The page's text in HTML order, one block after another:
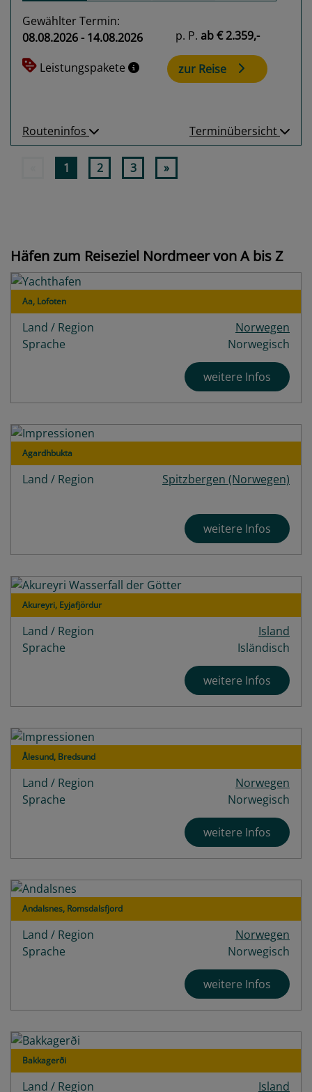
Gewählter Termin:
08.08.2026 - 14.08.2026
Leistungspakete
p. P. ab€ 2.359,-
zur Reise
Routeninfos Terminübersicht
1 2 3 »
Häfen zum Reiseziel Nordmeer von A bis Z
Aa, Lofoten
Land / Region
Norwegen
Sprache
Norwegisch
weitere Infos
Agardhbukta
Land / Region Spitzbergen (Norwegen)
weitere Infos
Akureyri, Eyjafjördur
Land / Region
Island
Sprache
Isländisch
weitere Infos
Ålesund, Bredsund
Land / Region
Norwegen
Sprache
Norwegisch
weitere Infos
Andalsnes, Romsdalsfjord
Land / Region
Norwegen
Sprache
Norwegisch
weitere Infos
Bakkagerði
Land / Region Island